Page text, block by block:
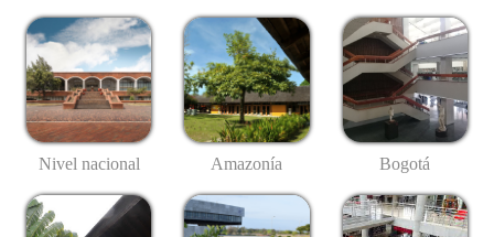
Nivel nacional Amazonía Bogotá